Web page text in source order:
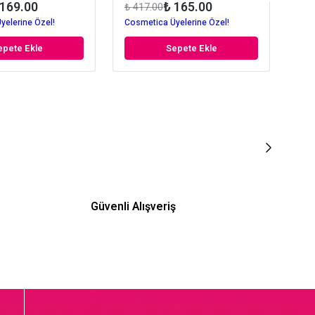
Özel!
Ekle
₺ 417.00₺ 165.00
Cosmetica Üyelerine Özel!
Sepete Ekle
Güvenli Alışveriş